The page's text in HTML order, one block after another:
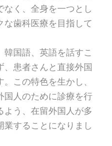
なく、全身を一つとし
な歯科医療を目指して
韓国語、英語を話すこ
、患者さんと直接外国
この特色を生かし、
国人のために診療を行
よう、在留外国人が多
業することになりまし